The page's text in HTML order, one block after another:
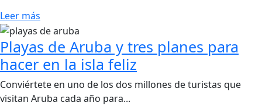
Leer más
Playas de Aruba y tres planes para
hacer en la isla feliz
Conviértete en uno de los dos millones de turistas que
visitan Aruba cada año para...